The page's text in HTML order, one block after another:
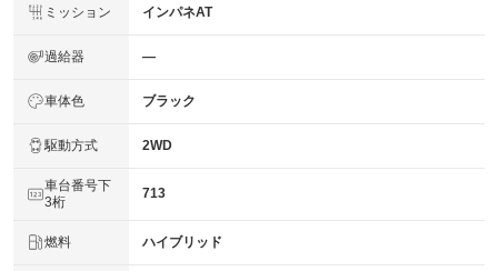
ミッション インパネAT
過給器 ―
車体色 ブラック
駆動方式 2WD
車台番号下
3桁
713
燃料 ハイブリッド